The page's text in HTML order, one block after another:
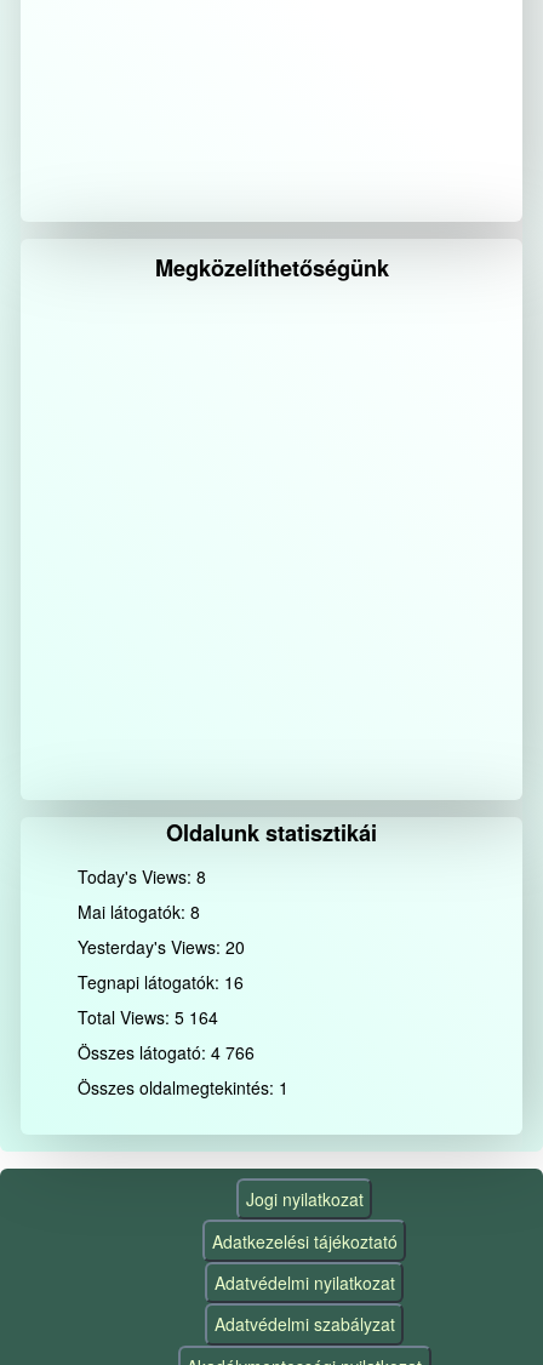
Megközelíthetőségünk
Oldalunk statisztikái
Today's Views:8
Mai látogatók:8
Yesterday's Views:20
Tegnapi látogatók: 16
Total Views:5 164
Összes látogató:4 766
Összes oldalmegtekintés: 1
Jogi nyilatkozat
Adatkezelési tájékoztató
Adatvédelmi nyilatkozat
Adatvédelmi szabályzat